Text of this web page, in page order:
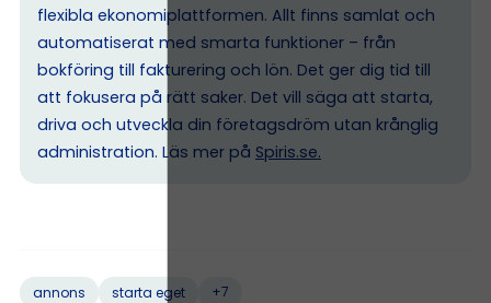
flexibla ekonomiplattformen. Allt finns samlat och
automatiserat med smarta funktioner – från
bokföring till fakturering och lön. Det ger dig tid till
att fokusera på rätt saker. Det vill säga att starta,
driva och utveckla din företagsdröm utan krånglig
administration. Läs mer på Spiris.se.
annons starta eget
+7